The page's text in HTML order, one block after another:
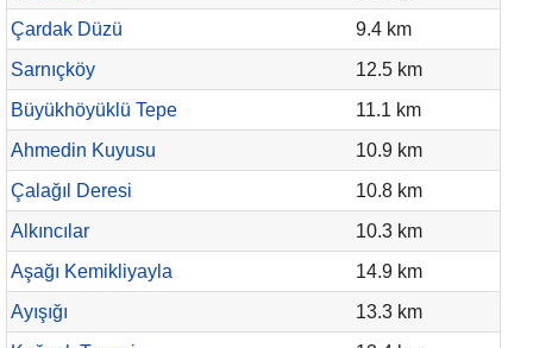
Çardak Düzü
9.4 km
Sarnıçköy
12.5 km
Büyükhöyüklü Tepe
11.1 km
Ahmedin Kuyusu
10.9 km
Çalağıl Deresi
10.8 km
Alkıncılar
10.3 km
Aşağı Kemikliyayla
14.9 km
Ayışığı
13.3 km